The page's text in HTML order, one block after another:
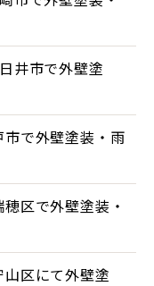
井市で外壁塗
で外壁塗装・雨
区で外壁塗装・
区にて外壁塗